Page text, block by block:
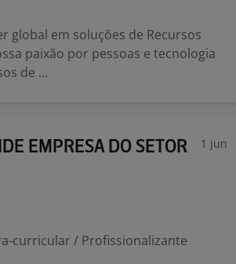
global em soluções de Recursos
paixão por pessoas e tecnologia
de ...
EMPRESA DO SETOR
1 jun
curricular / Profissionalizante